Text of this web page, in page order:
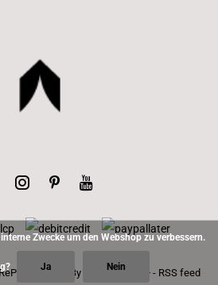
- Theme By DMWSx Plus+ - RSS feed
Zwecke um den Webshop zu verbessern.
Ja Nein